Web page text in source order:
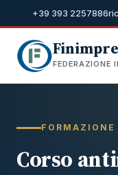
+39 393 2257886
FEDERAZIONE
FORMAZIONE
Corso